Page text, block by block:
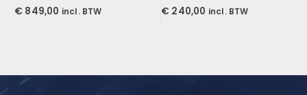
0out of 5
€ 849,00 incl. BTW 0out of 5
€ 240,00 incl. BTW